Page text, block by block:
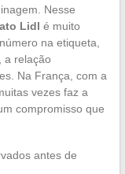
Nesse
Lidl é muito
na etiqueta,
a relação
Na França, com a
vezes faz a
compromisso que
antes de